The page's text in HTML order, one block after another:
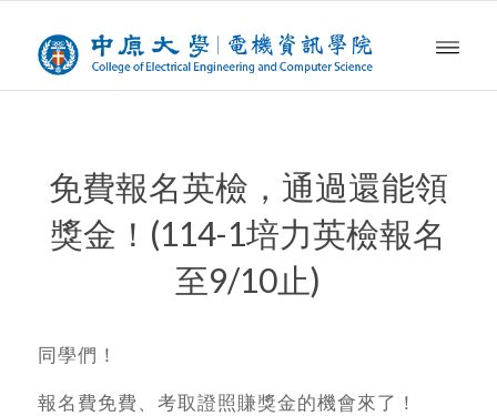
免費報名英檢，通過還能領
獎金！(114-1培力英檢報名
至9/10止)
同學們！
報名費免費、考取證照賺獎金的機會來了！